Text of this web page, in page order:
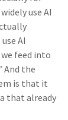
use AI
AI
feed into
And the
is that it
that already